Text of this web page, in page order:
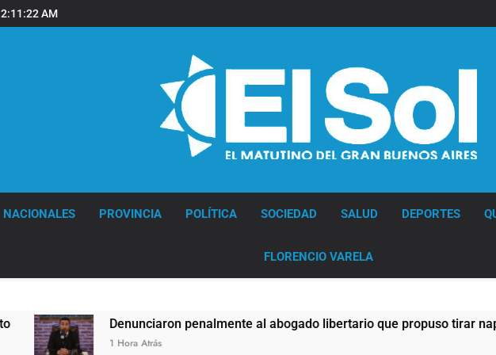
2:11:23 AM
NACIONALES PROVINCIA POLÍTICA SOCIEDAD SALUD DEPORTES
FLORENCIO VARELA
Denunciaron penalmente al abogado libertario que propuso tirar napalm
1 Hora Atrás